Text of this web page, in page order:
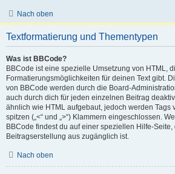
Nach oben
Textformatierung und Thementypen
Was ist BBCode?
BBCode ist eine spezielle Umsetzung von HTML,
Formatierungsmöglichkeiten für deinen Text gibt.
von BBCode werden durch die Board-
auch durch dich für jeden einzelnen Beitrag
ähnlich wie HTML aufgebaut, jedoch werden Tags
spitzen („<“ und „>“) Klammern eingeschlossen.
BBCode findest du auf einer speziellen Hilfe-
Beitragserstellung aus zugänglich ist.
Nach oben